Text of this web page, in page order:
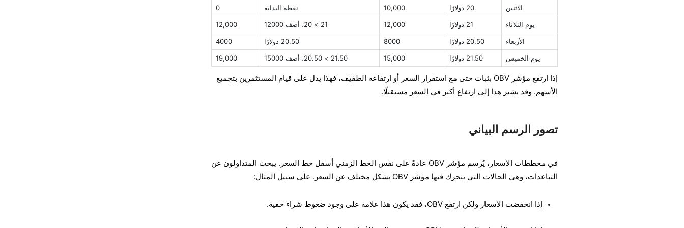
الاثنين 20 دولارًا 10,000 نقطة البداية 0
يوم الثلاثاء 21 دولارًا 12,000 21 > 20، أضف 12000 12,000
الأربعاء 20.50 دولارًا 8000 20.50 دولارًا 4000
يوم الخميس 21.50 دولارًا 15,000 21.50 > 20.50، أضف 15000 19,000
إذا ارتفع مؤشر OBV بثبات حتى مع استقرار السعر أو ارتفاعه الطفيف، فهذا يدل على قيام المستثمرين بتجميع
الأسهم. وقد يشير هذا إلى ارتفاع أكبر في السعر مستقبلًا.
تصور الرسم البياني
في مخططات الأسعار، يُرسم مؤشر OBV عادةً على نفس الخط الزمني أسفل خط السعر. يبحث المتداولون عن
التباعدات، وهي الحالات التي يتحرك فيها مؤشر OBV بشكل مختلف عن السعر. على سبيل المثال:
إذا انخفضت الأسعار ولكن ارتفع OBV، فقد يكون هذا علامة على وجود ضغوط شراء خفية.